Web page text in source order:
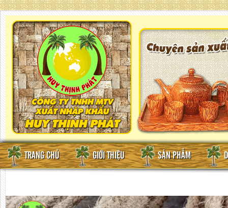
TRANG CHỦ GIỚI THIỆU SẢN PHẨM